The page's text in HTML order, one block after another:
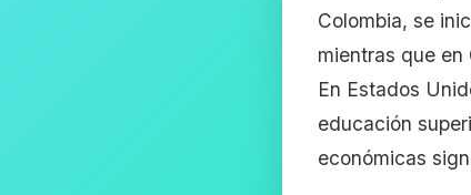
Colombia, se
mientras que
En Estados
educación
económicas